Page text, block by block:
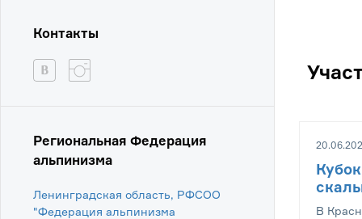
Контакты
Региональная Федерация
альпинизма
Ленинградская область, РФСОО
"Федерация альпинизма
В